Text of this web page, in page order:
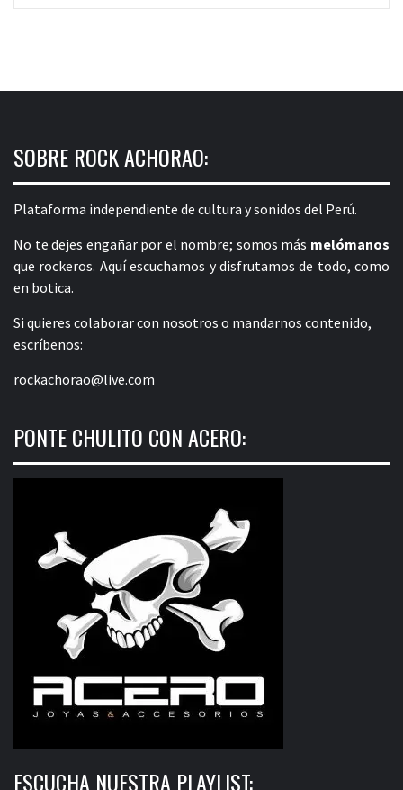
SOBRE ROCK ACHORAO:
Plataforma independiente de cultura y sonidos del Perú.
No te dejes engañar por el nombre; somos más melómanos
que rockeros. Aquí escuchamos y disfrutamos de todo, como
en botica.
Si quieres colaborar con nosotros o mandarnos contenido,
escríbenos:
rockachorao@live.com
PONTE CHULITO CON ACERO:
ESCUCHA NUESTRA PLAYLIST: